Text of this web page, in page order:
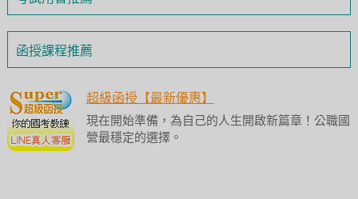
函授課程推薦
超級函授【最新優惠】
現在開始準備，為自己的人生開啟新篇章！公職國
營最穩定的選擇。